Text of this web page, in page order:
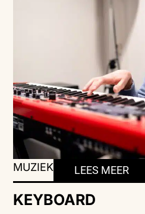
MUZIEK LEES MEER
KEYBOARD